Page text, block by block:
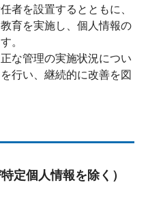
者を設置するとともに、
育を実施し、個人情報の
。
な管理の実施状況につい
行い、継続的に改善を図
定個人情報を除く）